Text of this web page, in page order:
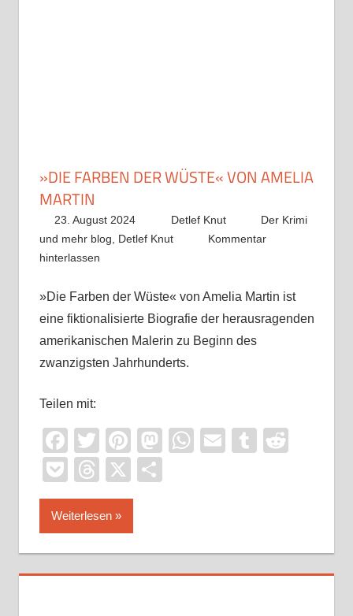
»DIE FARBEN DER WÜSTE« VON AMELIA
MARTIN
23. August 2024 Detlef Knut
Der Krimi
und mehr blog
Detlef Knut
Kommentar
hinterlassen
»Die Farben der Wüste« von Amelia Martin ist
eine fiktionalisierte Biografie der herausragenden
amerikanischen Malerin zu Beginn des
zwanzigsten Jahrhunderts.
Teilen mit:
Facebook
TwitterPinterest
Mastodon
WhatsApp
EmailTumblr
PocketThreads
X
Weiterlesen